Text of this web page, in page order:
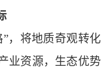
将地质奇观转化
业资源，生态优势